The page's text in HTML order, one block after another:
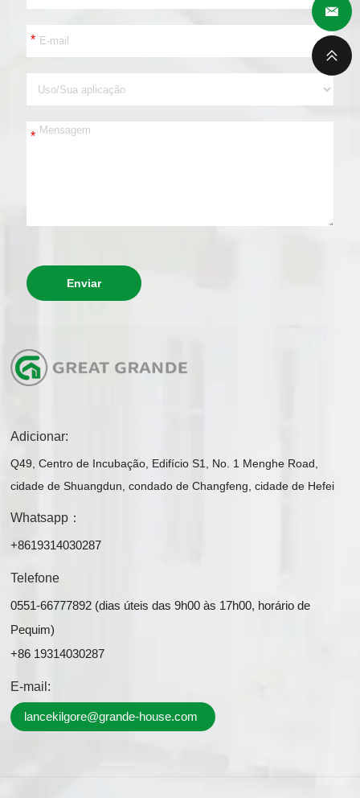
*
*
Enviar
Adicionar:
Q49, Centro de Incubação, Edifício S1, No. 1 Menghe Road,
cidade de Shuangdun, condado de Changfeng, cidade de Hefei
Whatsapp：
+8619314030287
Telefone
0551-66777892 (dias úteis das 9h00 às 17h00, horário de
Pequim)
+86 19314030287
E-mail:
lancekilgore@grande-house.com